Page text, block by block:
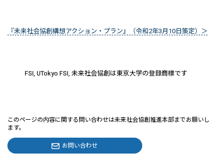
『未来社会協創構想アクション・プラン』（令和2年3月10日策定）＞
FSI, UTokyo FSI, 未来社会協創は東京大学の登録商標です
このページの内容に関する問い合わせは未来社会協創推進本部までお願いし
ます。
お問い合わせ